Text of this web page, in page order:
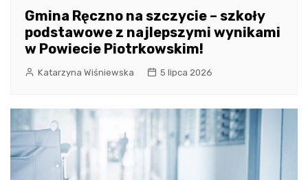
Gmina Ręczno na szczycie – szkoły
podstawowe z najlepszymi wynikami
w Powiecie Piotrkowskim!
Katarzyna Wiśniewska 5 lipca 2026